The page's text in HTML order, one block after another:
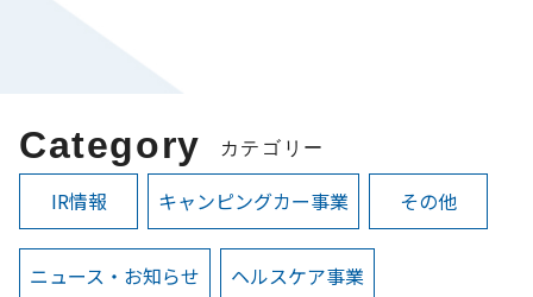
Category カテゴリー
IR情報 キャンピングカー事業 その他
ニュース・お知らせ ヘルスケア事業